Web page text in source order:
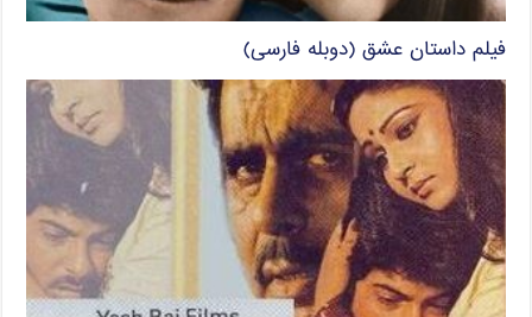
فیلم داستان عشق (دوبله فارسی)